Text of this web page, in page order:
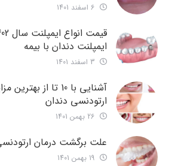
ایمپلنت دندان با بیمه
آشنایی با 10 تا از
ارتودنسی دندان
علت برگشت درمان